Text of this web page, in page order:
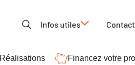
Infos utiles Contact
Réalisations Financez votre